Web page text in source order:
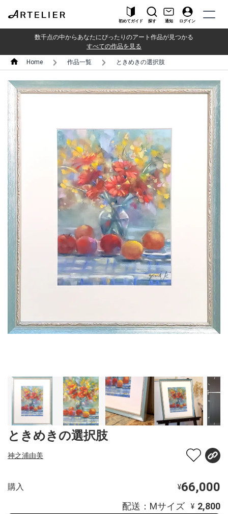
初めてガイド 探す 通知 ログイン
数千点の中からあなたにぴったりのアート作品が見つかる
すべての作品を見る
Home 作品一覧 ときめきの選択肢
ときめきの選択肢
神之浦由美
購入 ¥66,000
配送：Mサイズ ¥ 2,800